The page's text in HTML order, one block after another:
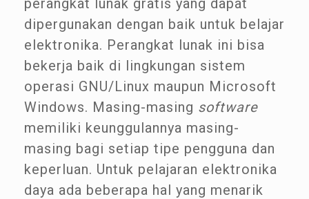
perangkat lunak gratis yang dapat
dipergunakan dengan baik untuk belajar
elektronika. Perangkat lunak ini bisa
bekerja baik di lingkungan sistem
operasi GNU/Linux maupun Microsoft
Windows. Masing-masing software
memiliki keunggulannya masing-
masing bagi setiap tipe pengguna dan
keperluan. Untuk pelajaran elektronika
daya ada beberapa hal yang menarik